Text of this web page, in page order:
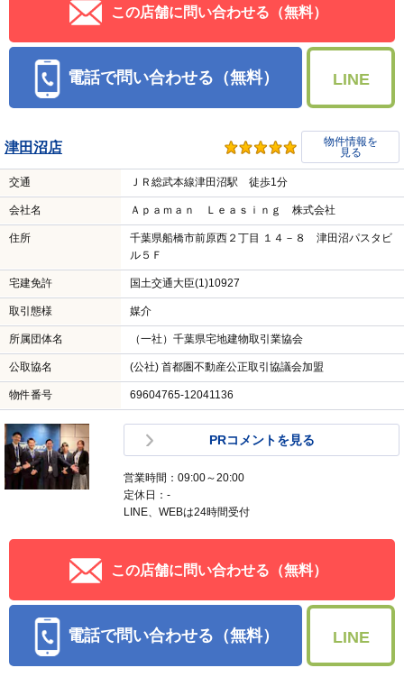
この店舗に問い合わせる（無料）
電話で問い合わせる（無料） LINE
津田沼店
物件情報を
見る
交通 ＪＲ総武本線津田沼駅 徒歩1分
会社名 Ａｐａｍａｎ Ｌｅａｓｉｎｇ 株式会社
住所
千葉県船橋市前原西２丁目 １４－８ 津田沼パスタビ
ル５Ｆ
宅建免許 国土交通大臣(1)10927
取引態様 媒介
所属団体名 （一社）千葉県宅地建物取引業協会
公取協名 (公社) 首都圏不動産公正取引協議会加盟
物件番号 69604765-12041136
PRコメントを見る
営業時間：09:00～20:00
定休日：-
LINE、WEBは24時間受付
この店舗に問い合わせる（無料）
電話で問い合わせる（無料） LINE